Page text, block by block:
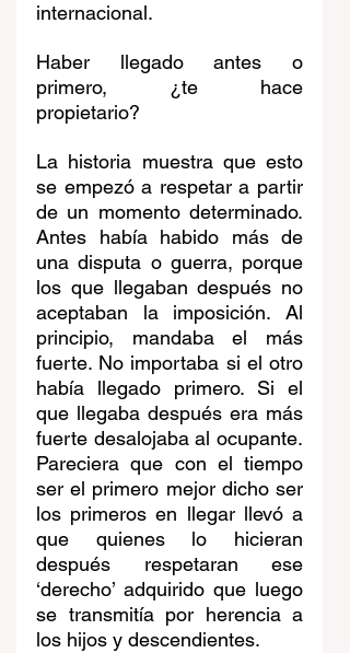
internacional.
Haber llegado antes o
primero, ¿te hace
propietario?
La historia muestra que esto
se empezó a respetar a partir
de un momento determinado.
Antes había habido más de
una disputa o guerra, porque
los que llegaban después no
aceptaban la imposición. Al
principio, mandaba el más
fuerte. No importaba si el otro
había llegado primero. Si el
que llegaba después era más
fuerte desalojaba al ocupante.
Pareciera que con el tiempo
ser el primero mejor dicho ser
los primeros en llegar llevó a
que quienes lo hicieran
después respetaran ese
‘derecho’ adquirido que luego
se transmitía por herencia a
los hijos y descendientes.